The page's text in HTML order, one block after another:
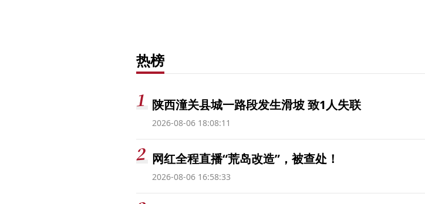
热榜
陕西潼关县城一路段发生滑坡 致1人失联
2026-08-06 18:08:11
网红全程直播“荒岛改造”，被查处！
2026-08-06 16:58:33